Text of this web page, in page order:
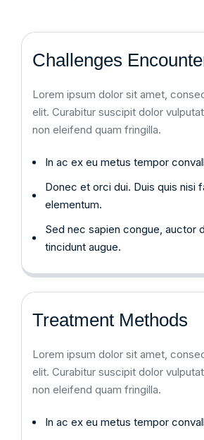
Challenges
Lorem ipsum dolor sit amet,
elit. Curabitur suscipit dolor
non eleifend quam fringilla.
In ac ex eu metus tempor
Donec et orci dui. Duis quis nisi
elementum.
Sed nec sapien congue, auctor
tincidunt augue.
Treatment Methods
Lorem ipsum dolor sit amet,
elit. Curabitur suscipit dolor
non eleifend quam fringilla.
In ac ex eu metus tempor